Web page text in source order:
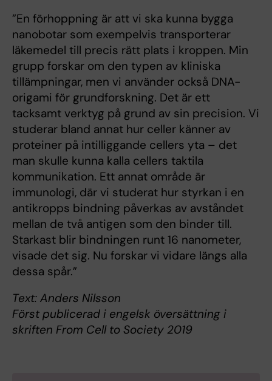
”En förhoppning är att vi ska kunna bygga
nanobotar som exempelvis transporterar
läkemedel till precis rätt plats i kroppen. Min
grupp forskar om den typen av kliniska
tillämpningar, men vi använder också DNA-
origami för grundforskning. Det är ett
tacksamt verktyg på grund av sin precision. Vi
studerar bland annat hur celler känner av
proteiner på intilliggande cellers yta – det
man skulle kunna kalla cellers taktila
kommunikation. Ett annat område är
immunologi, där vi studerat hur styrkan i en
antikropps bindning påverkas av avståndet
mellan de två antigen som den binder till.
Starkast blir bindningen runt 16 nanometer,
visade det sig. Nu forskar vi vidare längs alla
dessa spår.”
Text: Anders Nilsson
Först publicerad i engelsk översättning i
skriften From Cell to Society 2019